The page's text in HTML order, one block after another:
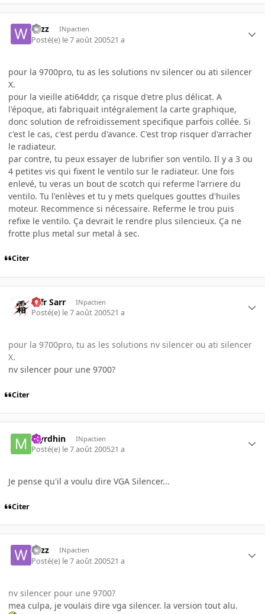
wizz INpactien
Posté(e) le 7 août 200521 a
pour la 9700pro, tu as les solutions nv silencer ou ati silencer
X.
pour la vieille ati64ddr, ça risque d'etre plus délicat. A
l'époque, ati fabriquait intégralement la carte graphique,
donc solution de refroidissement specifique parfois collée. Si
c'est le cas, c'est perdu d'avance. C'est trop risquer d'arracher
le radiateur.
par contre, tu peux essayer de lubrifier son ventilo. Il y a 3 ou
4 petites vis qui fixent le ventilo sur le radiateur. Une fois
enlevé, tu veras un bout de scotch qui referme l'arriere du
ventilo. Tu l'enlèves et tu y mets quelques gouttes d'huiles
moteur. Recommence si nécessaire. Referme le trou puis
refixe le ventilo. Ça devrait le rendre plus silencieux. Ça ne
frotte plus metal sur metal à sec.
Citer
Ulfr Sarr INpactien
Posté(e) le 7 août 200521 a
pour la 9700pro, tu as les solutions nv silencer ou ati silencer
X.
nv silencer pour une 9700?
Citer
Myrdhin INpactien
Posté(e) le 7 août 200521 a
Je pense qu'il a voulu dire VGA Silencer...
Citer
wizz INpactien
Posté(e) le 7 août 200521 a
nv silencer pour une 9700?
mea culpa, je voulais dire vga silencer. la version tout alu.